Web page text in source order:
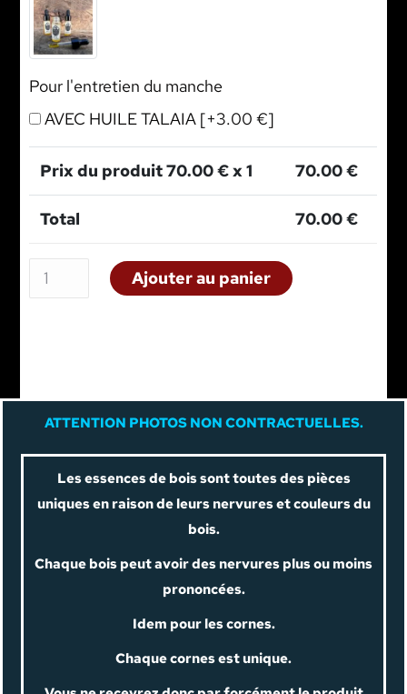
Pour l'entretien du manche
AVEC HUILE TALAIA [+3.00 €]
Prix du produit70.00€ x 1 70.00€
Total 70.00€
Ajouter au panier
ATTENTION PHOTOS NON CONTRACTUELLES.
Les essences de bois sont toutes des pièces
uniques en raison de leurs nervures et couleurs du
bois.
Chaque bois peut avoir des nervures plus ou moins
prononcées.
Idem pour les cornes.
Chaque cornes est unique.